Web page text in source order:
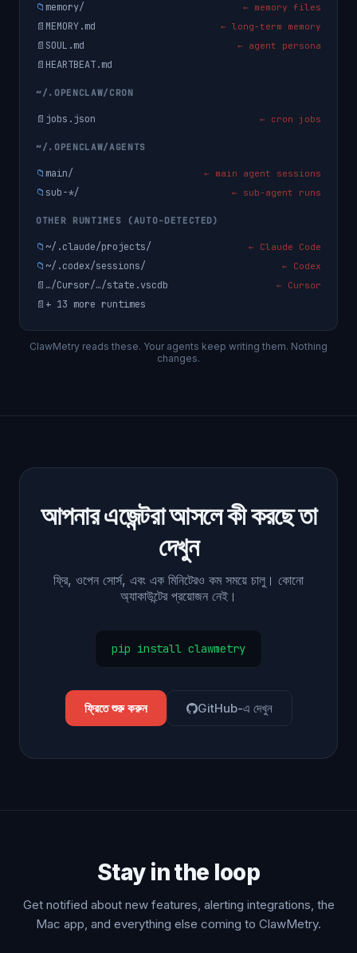
📁 memory/ ← memory files
📄 MEMORY.md ← long-term memory
📄 SOUL.md ← agent persona
📄 HEARTBEAT.md
~/.OPENCLAW/CRON
📄 jobs.json ← cron jobs
~/.OPENCLAW/AGENTS
📁 main/ ← main agent sessions
📁 sub-*/ ← sub-agent runs
OTHER RUNTIMES (AUTO-DETECTED)
📁 ~/.claude/projects/ ← Claude Code
📁 ~/.codex/sessions/ ← Codex
📄 …/Cursor/…/state.vscdb ← Cursor
📄 + 13 more runtimes
ClawMetry reads these. Your agents keep writing them. Nothing
changes.
আপনার এজেন্টরা আসলে কী করছে তা
দেখুন
ফ্রি, ওপেন সোর্স, এবং এক মিনিটেরও কম সময়ে চালু। কোনো
অ্যাকাউন্টের প্রয়োজন নেই।
pip install clawmetry
ফ্রিতে শুরু করুন GitHub-এ দেখুন
Stay in the loop
Get notified about new features, alerting integrations, the
Mac app, and everything else coming to ClawMetry.